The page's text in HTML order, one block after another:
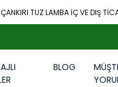
TUZ LAMBA İÇ VE DIŞ
BLOG